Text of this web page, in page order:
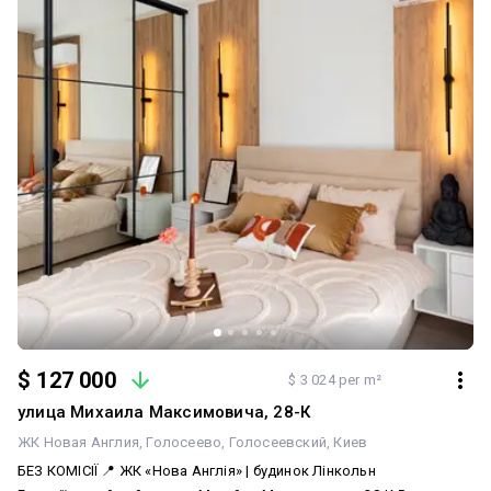
бойлером на 100л, пральною та сушарною машинами, теплою
підлогою в обідній зоні. В будинку автономне опалення. Жителі
придбали генератор для живлення котельні та насосів на час
відключень. Активне ОСББ, яке отримує найкращі умови для
свого будинку та слідкує за порядком. На вході консьєрж та
відеоспостереження. Зелений двір з дитячими майданчиками.
Відкритий паркінг під ЖК. Поруч з ЖК розвинена інфраструктура:
кілька садків та шкіл, супермаркети Новус та Сільпо, сімейні
кафе та ресторани, парк з водоймою, великий Sport Life з
басейном, кілька відкритих парковок з охороною. До метро
Іподром - 10 хв піший доступ. Не втрачайте шанс стати
власником якісної квартири!
$ 127 000 $ 3 024 per m²
улица Михаила Максимовича, 28-К
ЖК Новая Англия Голосеево Голосеевский Киев
БЕЗ КОМІСІЇ 📍 ЖК «Нова Англія» | будинок Лінкольн